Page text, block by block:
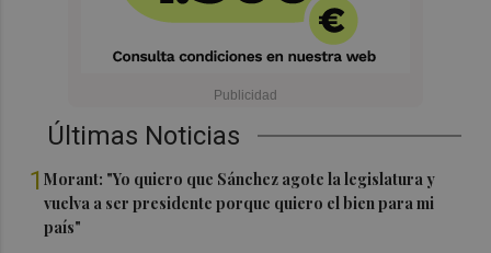
Últimas Noticias
1Morant: "Yo quiero que Sánchez agote la legislatura y
vuelva a ser presidente porque quiero el bien para mi
país"